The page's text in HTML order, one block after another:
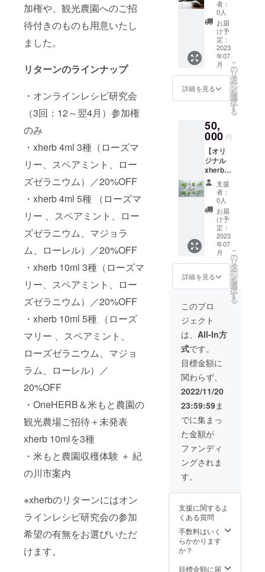
加権や、観光農園へのご招
待付きのものも用意いたし
ました。
リターンのラインナップ
・オンラインレシピ研究会
（3回：12～翌4月）参加権
のみ
・xherb 4ml 3種（ローズマ
リー、スペアミント、ロー
ズゼラニウム）／20%OFF
・xherb 4ml 5種 （ローズマ
リー 、スペアミント、ロー
ズゼラニウム、マジョラ
ム、ローレル）／20%OFF
・xherb 10ml 3種（ローズマ
リー、スペアミント、ロー
ズゼラニウム）／20%OFF
・xherb 10ml 5種 （ローズ
マリー 、スペアミント、
ローズゼラニウム、マジョ
ラム、ローレル）／
20%OFF
・OneHERB＆米もと農園の
観光農場ご招待＋未発表
xherb 10mlを3種
・米もと農園収穫体験 ＋ 紀
の川市案内
※xherbのリターンにはオン
ラインレシピ研究会の参加
希望の有無をお選びいただ
けます。
験いた
だいた
あと、
魅力た
くさん
の紀の
川市を
ご案内
いたし
を予定
してい
使える
量の
10mlで
期間限
定のカ
クテル
やお料
理メ
ニュー
にご活
・容量
10ml（
約250
プッ
シュ相
当）×40
本 ロー
ズマ
リー、
マジョ
ラム、
スペア
ミン
ト、
ローズ
ゼラニ
ウム、
ルを各8
本ずつ
ト
者：
0人
お届
け予
定：
2023
年07
月
詳細を見る
こ
の
リ
タ
ー
ン
を
選
択
す
る
50,
000 円
【オリ
ジナル
xherb作
成】 あ
なたの
お好き
なハー
ブから
香りを
抽出し
ます！
出来立
てでこ
の世に1
種類だ
本をお
楽しみ
くださ
い！ ■
容量
4ml（約
100プッ
シュ相
当）×50
本
支援
者：
0人
お届
け予
定：
2023
年07
月
詳細を見る
こ
の
リ
タ
ー
ン
を
選
択
す
る
このプロ
ジェクト
は、 All-In方
式です。
目標金額に
関わらず、
2022/11/20
23:59:59ま
でに集まっ
た金額が
ファンディ
ングされま
す。
支援に関するよ
くある質問
手数料はいく
らかかります
か？
目標金額に届